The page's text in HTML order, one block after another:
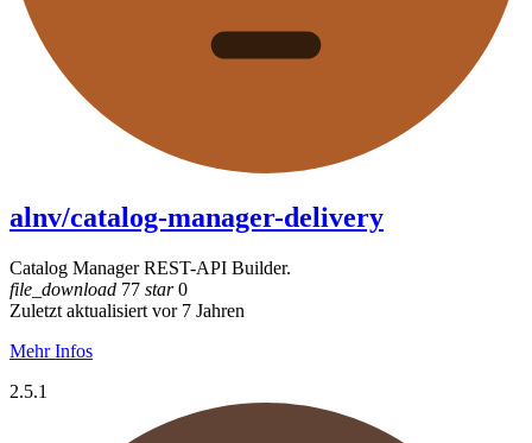
alnv/catalog-manager-delivery
Catalog Manager REST-API Builder.
file_download 77 star0
Zuletzt aktualisiert vor 7 Jahren
Mehr Infos
2.5.1